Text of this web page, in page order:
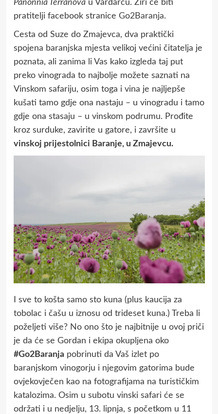
Panonnia Terranovau Vardarcu. Žiri će biti
pratitelji facebook stranice Go2Baranja.
Cesta od Suze do Zmajevca, dva praktički
spojena baranjska mjesta velikoj većini čitatelja je
poznata, ali zanima li Vas kako izgleda taj put
preko vinograda to najbolje možete saznati na
Vinskom safariju, osim toga i vina je najljepše
kušati tamo gdje ona nastaju – u vinogradu i tamo
gdje ona stasaju – u vinskom podrumu. Prođite
kroz surduke, zavirite u gatore, i završite u
vinskoj prijestolnici Baranje, u Zmajevcu.
I sve to košta samo sto kuna (plus kaucija za
tobolac i čašu u iznosu od trideset kuna.) Treba li
poželjeti više? No ono što je najbitnije u ovoj priči
je da će se Gordan i ekipa okupljena oko
#Go2Baranjapobrinuti da Vaš izlet po
baranjskom vinogorju i njegovim gatorima bude
ovjekovječen kao na fotografijama na turističkim
katalozima. Osim u subotu vinski safari će se
održati i u nedjelju, 13. lipnja, s početkom u 11